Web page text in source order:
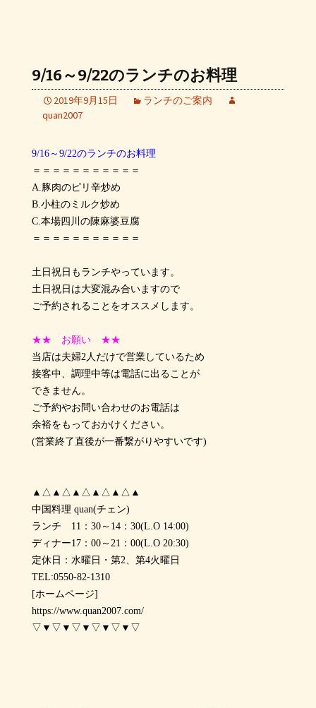
9/16～9/22のランチのお料理
2019年9月15日
ランチのご案内
quan2007
9/16～9/22のランチのお料理
＝＝＝＝＝＝＝＝＝＝＝
A.豚肉のピリ辛炒め
B.小柱のミルク炒め
C.本場四川の陳麻婆豆腐
＝＝＝＝＝＝＝＝＝＝＝
土日祝日もランチやっています。
土日祝日は大変混み合いますので
ご予約されることをオススメします。
★★ お願い ★★
当店は夫婦2人だけで営業しているため
接客中、調理中等は電話に出ることが
できません。
ご予約やお問い合わせのお電話は
余裕をもっておかけください。
(営業終了直後が一番繋がりやすいです)
▲△▲△▲△▲△▲△▲
中国料理 quan(チェン)
ランチ 11：30～14：30(L.O 14:00)
ディナー17：00～21：00(L.O 20:30)
定休日：水曜日・第2、第4火曜日
TEL:0550-82-1310
[ホームページ]
https://www.quan2007.com/
▽▼▽▼▽▼▽▼▽▼▽